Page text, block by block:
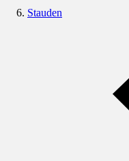
Stauden